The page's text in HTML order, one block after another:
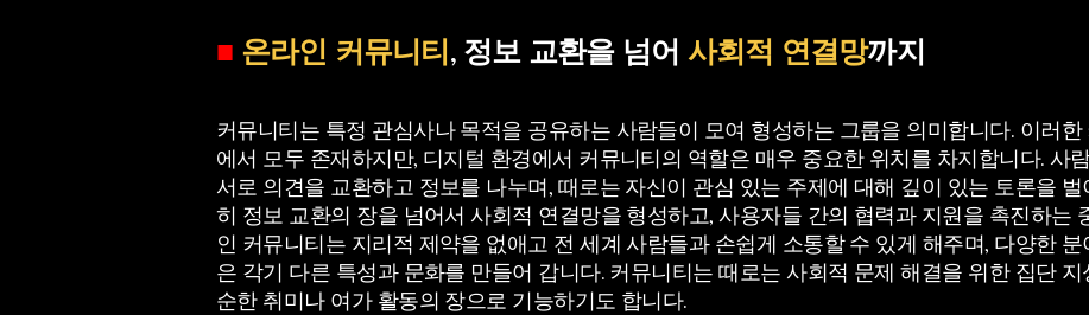
■ 온라인 커뮤니티, 정보 교환을 넘어 사회적 연결망까지
커뮤니티는 특정 관심사나 목적을 공유하는 사람들이 모여 형성하는 그룹을 의미합니다. 이러
에서 모두 존재하지만, 디지털 환경에서 커뮤니티의 역할은 매우 중요한 위치를 차지합니다. 사
서로 의견을 교환하고 정보를 나누며, 때로는 자신이 관심 있는 주제에 대해 깊이 있는 토론을
히 정보 교환의 장을 넘어서 사회적 연결망을 형성하고, 사용자들 간의 협력과 지원을 촉진하는
인 커뮤니티는 지리적 제약을 없애고 전 세계 사람들과 손쉽게 소통할 수 있게 해주며, 다양한
은 각기 다른 특성과 문화를 만들어 갑니다. 커뮤니티는 때로는 사회적 문제 해결을 위한 집단
순한 취미나 여가 활동의 장으로 기능하기도 합니다.